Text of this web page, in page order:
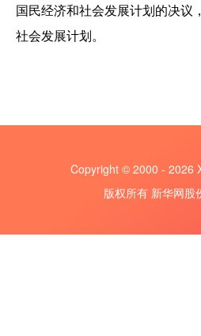
国民经济和社会发展计划的决议
社会发展计划。
Copyright © 2000 - 2026
版权所有 新华网股